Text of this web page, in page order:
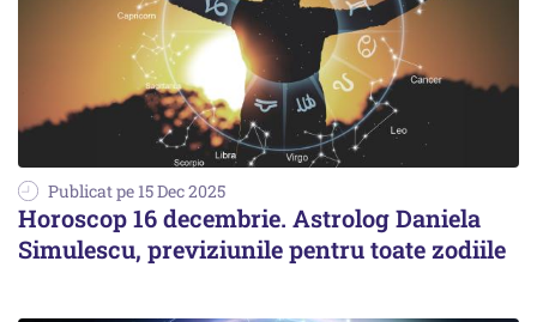
Publicat pe 15 Dec 2025
Horoscop 16 decembrie. Astrolog Daniela
Simulescu, previziunile pentru toate zodiile